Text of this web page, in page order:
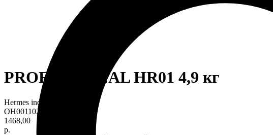
PROFESSIONAL HR01 4,9 кг
Hermes industry
OH0011024
1468,00
р.